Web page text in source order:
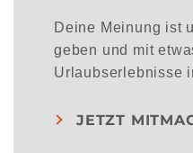
Deine Meinung ist
geben und mit
Urlaubserlebnisse
JETZT